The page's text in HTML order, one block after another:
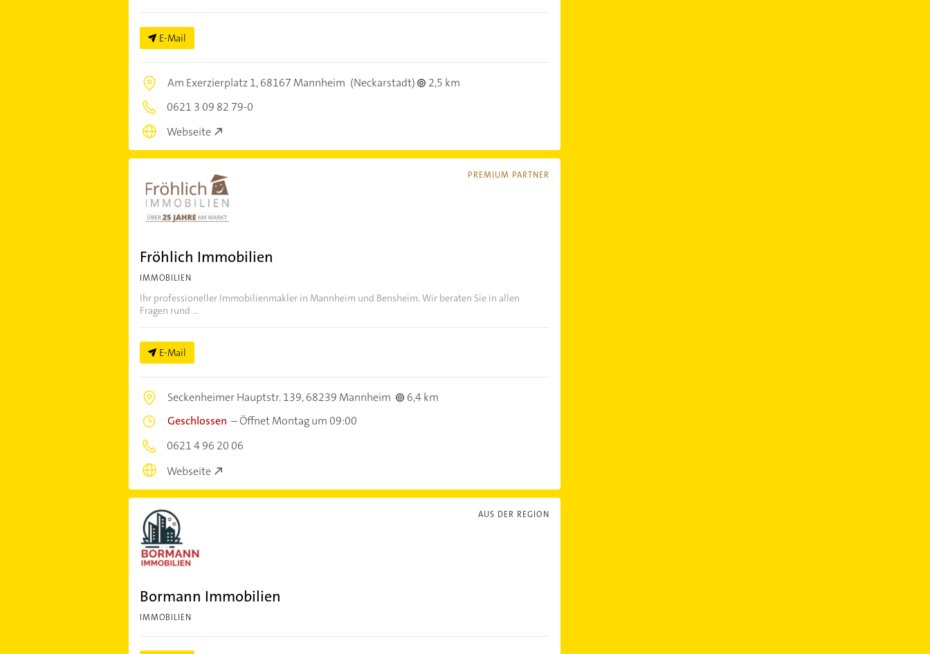
E-Mail
Am Exerzierplatz 1,68167 Mannheim (Neckarstadt)
2,5 km
0621 3 09 82 79-0
Webseite
PREMIUM PARTNER
Fröhlich Immobilien
IMMOBILIEN
Ihr professioneller Immobilienmakler in Mannheim und Bensheim. Wir beraten Sie in allen
Fragen rund ...
E-Mail
Seckenheimer Hauptstr. 139,68239 Mannheim
6,4 km
Geschlossen –Öffnet Montag um 09:00
0621 4 96 20 06
Webseite
AUS DER REGION
Bormann Immobilien
IMMOBILIEN